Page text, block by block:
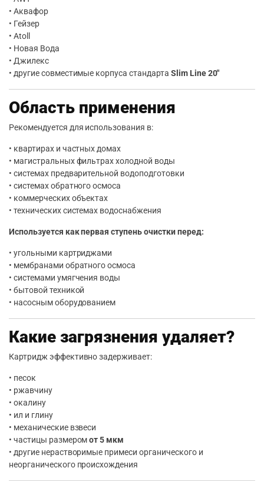
• Аквафор
• Гейзер
• Atoll
• Новая Вода
• Джилекс
• другие совместимые корпуса стандарта Slim Line 20″
Область применения
Рекомендуется для использования в:
• квартирах и частных домах
• магистральных фильтрах холодной воды
• системах предварительной водоподготовки
• системах обратного осмоса
• коммерческих объектах
• технических системах водоснабжения
Используется как первая ступень очистки перед:
• угольными картриджами
• мембранами обратного осмоса
• системами умягчения воды
• бытовой техникой
• насосным оборудованием
Какие загрязнения удаляет?
Картридж эффективно задерживает:
• песок
• ржавчину
• окалину
• ил и глину
• механические взвеси
• частицы размеромот 5 мкм
• другие нерастворимые примеси органического и
неорганического происхождения